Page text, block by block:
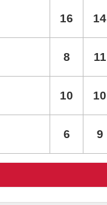
16 14
8 11
10 10
6 9